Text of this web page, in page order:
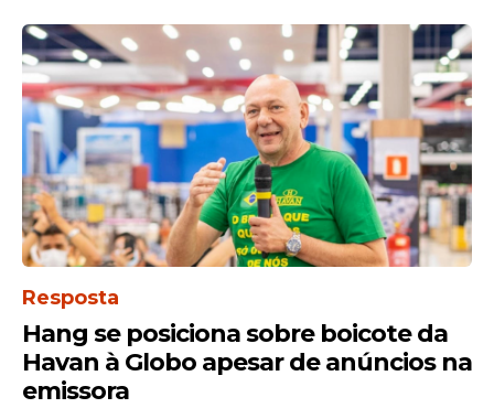
Como medida preventiva, a Anvisa
determinou a atualização, com avisos de
segurança, das bulas dos medicamentos
Motore e Cumiah, ambos contendo
cúrcuma.
No caso dos suplementos com cúrcuma, a
agência informou que vai reavaliar o uso
da substância e que também vai passar a
exigir a inclusão de advertências
obrigatórias sobre a possibilidade de
efeitos adversos nos rótulos dos produtos.
Agência Brasil
Resposta
Hang se posiciona sobre boicote da
Havan à Globo apesar de anúncios na
emissora